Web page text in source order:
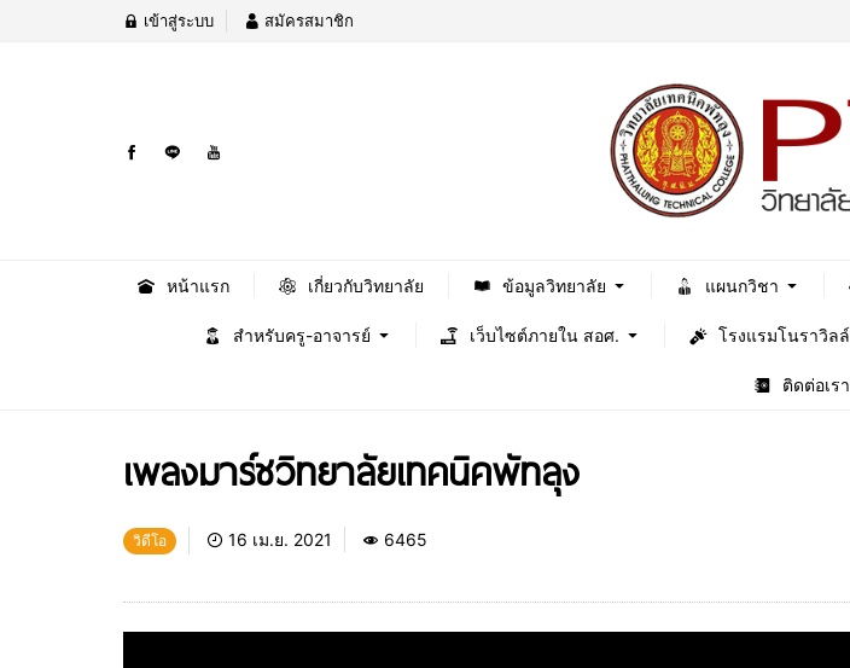
เข้าสู่ระบบ สมัครสมาชิก
หน้าแรก เกี่ยวกับวิทยาลัย ข้อมูลวิทยาลัย แผนกวิชา
สำหรับครู-อาจารย์ เว็บไซต์ภายใน สอศ. โรงแรมโนราวิลล์
ติดต่อเรา
เพลงมาร์ชวิทยาลัยเทคนิคพัทลุง
วิดีโอ 16 เม.ย. 2021 6465